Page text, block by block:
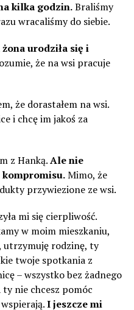
kilka godzin.Braliśmy
wracaliśmy do siebie.
urodziła się i
że na wsi pracuje
że dorastałem na wsi.
i chcę im jakoś za
z Hanką.Ale nie
kompromisu.Mimo, że
przywiezione ze wsi.
mi się cierpliwość.
w moim mieszkaniu,
utrzymuję rodzinę, ty
twoje spotkania z
– wszystko bez żadnego
nie chcesz pomóc
I jeszcze mi